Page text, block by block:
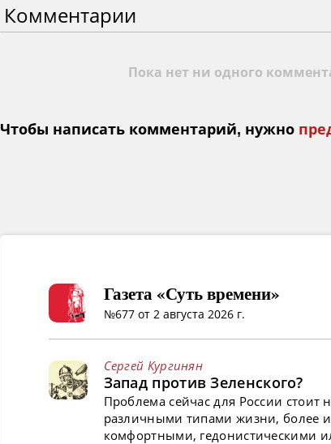
Комментарии
Пока нет ни одного
Чтобы написать комментарий, нужно
Газета «Суть времени»
№677 от 2 августа 2026 г.
Сергей Кургинян
Запад против Зеленского?
Проблема сейчас для России стоит
различными типами жизни, более
комфортными, гедонистическими